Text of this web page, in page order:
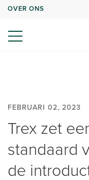
OVER ONS
FEBRUARI 02, 2023
Trex zet
standaard
de